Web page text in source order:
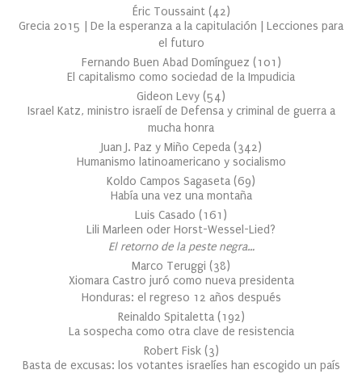
Éric Toussaint (42)
Grecia 2015 | De la esperanza a la capitulación | Lecciones para
el futuro
Fernando Buen Abad Domínguez (101 )
El capitalismo como sociedad de la Impudicia
Gideon Levy (54)
Israel Katz, ministro israelí de Defensa y criminal de guerra a
mucha honra
Juan J. Paz y Miño Cepeda (342)
Humanismo latinoamericano y socialismo
Koldo Campos Sagaseta (69)
Había una vez una montaña
Luis Casado (161 )
Lili Marleen oder Horst-Wessel-Lied?
El retorno de la peste negra…
Marco Teruggi (38)
Xiomara Castro juró como nueva presidenta
Honduras: el regreso 12 años después
Reinaldo Spitaletta (192)
La sospecha como otra clave de resistencia
Robert Fisk (3)
Basta de excusas: los votantes israelíes han escogido un país